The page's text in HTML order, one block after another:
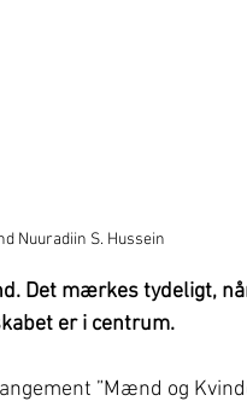
Nuuradiin S. Hussein
Det mærkes tydeligt,
er i centrum.
”Mænd og